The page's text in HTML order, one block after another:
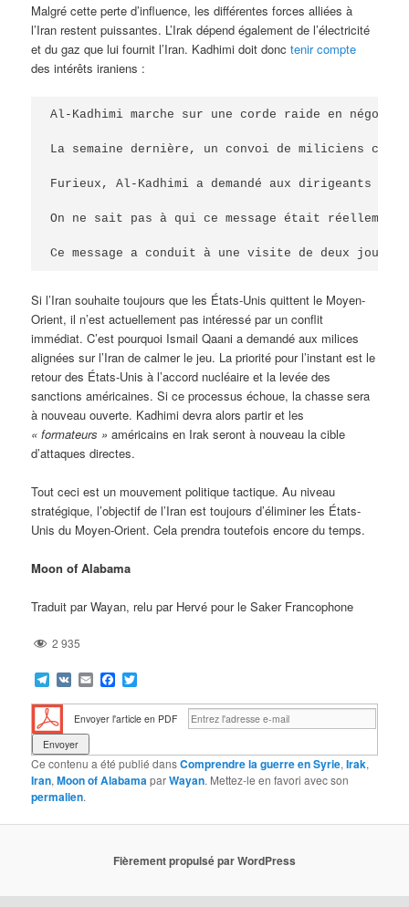
Malgré cette perte d’influence, les différentes forces alliées à
l’Iran restent puissantes. L’Irak dépend également de l’électricité
et du gaz que lui fournit l’Iran. Kadhimi doit donctenir compte
des intérêts iraniens :
Al-Kadhimi marche sur une corde raide en
La semaine dernière, un convoi de miliciens
Furieux, Al-Kadhimi a demandé aux dirigeants
On ne sait pas à qui ce message était
Ce message a conduit à une visite de deux
Si l’Iran souhaite toujours que les États-Unis quittent le Moyen-
Orient, il n’est actuellement pas intéressé par un conflit
immédiat. C’est pourquoi Ismail Qaani a demandé aux milices
alignées sur l’Iran de calmer le jeu. La priorité pour l’instant est le
retour des États-Unis à l’accord nucléaire et la levée des
sanctions américaines. Si ce processus échoue, la chasse sera
à nouveau ouverte. Kadhimi devra alors partir et les
« formateurs » américains en Irak seront à nouveau la cible
d’attaques directes.
Tout ceci est un mouvement politique tactique. Au niveau
stratégique, l’objectif de l’Iran est toujours d’éliminer les États-
Unis du Moyen-Orient. Cela prendra toutefois encore du temps.
Moon of Alabama
Traduit par Wayan, relu par Hervé pour le Saker Francophone
2 935
Telegram
VK EmailFacebook
Envoyer l'article en PDF
Ce contenu a été publié dansComprendre la guerre en Syrie,Irak,
Iran,Moon of Alabama parWayan. Mettez-le en favori avec son
permalien.
Fièrement propulsé par WordPress